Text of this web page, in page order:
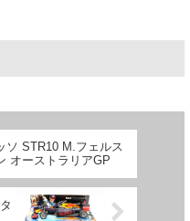
ソ STR10 M.フェルス
オーストラリアGP